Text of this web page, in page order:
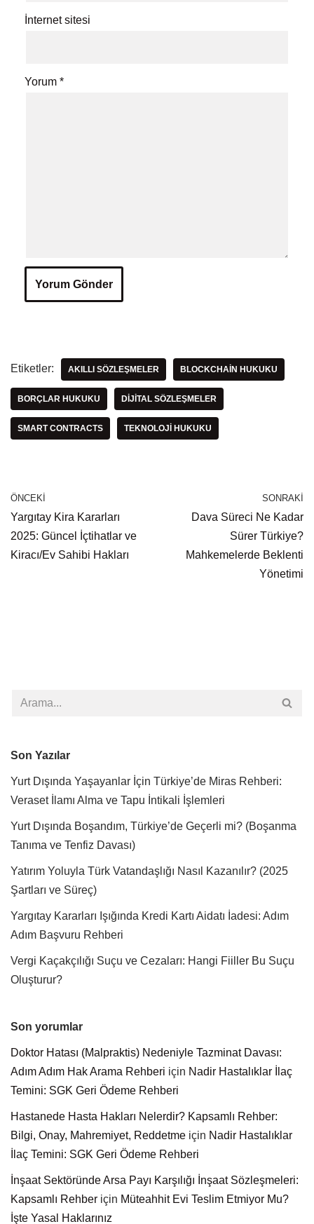
İnternet sitesi
Yorum *
Etiketler: AKILLI SÖZLEŞMELER BLOCKCHAIN HUKUKU
BORÇLAR HUKUKU DIJITAL SÖZLEŞMELER
SMART CONTRACTS TEKNOLOJI HUKUKU
ÖNCEKI
Yargıtay Kira Kararları
2025: Güncel İçtihatlar ve
Kiracı/Ev Sahibi Hakları
SONRAKI
Dava Süreci Ne Kadar
Sürer Türkiye?
Mahkemelerde Beklenti
Yönetimi
Son Yazılar
Yurt Dışında Yaşayanlar İçin Türkiye’de Miras Rehberi:
Veraset İlamı Alma ve Tapu İntikali İşlemleri
Yurt Dışında Boşandım, Türkiye’de Geçerli mi? (Boşanma
Tanıma ve Tenfiz Davası)
Yatırım Yoluyla Türk Vatandaşlığı Nasıl Kazanılır? (2025
Şartları ve Süreç)
Yargıtay Kararları Işığında Kredi Kartı Aidatı İadesi: Adım
Adım Başvuru Rehberi
Vergi Kaçakçılığı Suçu ve Cezaları: Hangi Fiiller Bu Suçu
Oluşturur?
Son yorumlar
Doktor Hatası (Malpraktis) Nedeniyle Tazminat Davası:
Adım Adım Hak Arama Rehberi için Nadir Hastalıklar İlaç
Temini: SGK Geri Ödeme Rehberi
Hastanede Hasta Hakları Nelerdir? Kapsamlı Rehber:
Bilgi, Onay, Mahremiyet, Reddetme için Nadir Hastalıklar
İlaç Temini: SGK Geri Ödeme Rehberi
İnşaat Sektöründe Arsa Payı Karşılığı İnşaat Sözleşmeleri:
Kapsamlı Rehber için Müteahhit Evi Teslim Etmiyor Mu?
İşte Yasal Haklarınız